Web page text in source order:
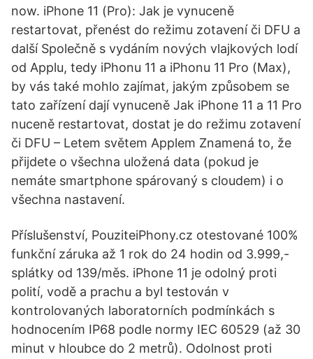
now. iPhone 11 (Pro): Jak je vynuceně
restartovat, přenést do režimu zotavení či DFU a
další Společně s vydáním nových vlajkových lodí
od Applu, tedy iPhonu 11 a iPhonu 11 Pro (Max),
by vás také mohlo zajímat, jakým způsobem se
tato zařízení dají vynuceně Jak iPhone 11 a 11 Pro
nuceně restartovat, dostat je do režimu zotavení
či DFU – Letem světem Applem Znamená to, že
přijdete o všechna uložená data (pokud je
nemáte smartphone spárovaný s cloudem) i o
všechna nastavení.
Příslušenství, PouziteiPhony.cz otestované 100%
funkční záruka až 1 rok do 24 hodin od 3.999,-
splátky od 139/měs. iPhone 11 je odolný proti
polití, vodě a prachu a byl testován v
kontrolovaných laboratorních podmínkách s
hodnocením IP68 podle normy IEC 60529 (až 30
minut v hloubce do 2 metrů). Odolnost proti